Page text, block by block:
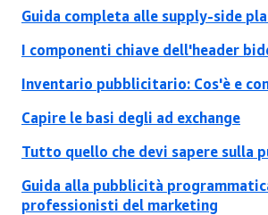
Guida completa alle supply-side
I componenti chiave dell'header
Inventario pubblicitario: Cos'è e
Capire le basi degli ad exchange
Tutto quello che devi sapere sulla
Guida alla pubblicità
professionisti del marketing